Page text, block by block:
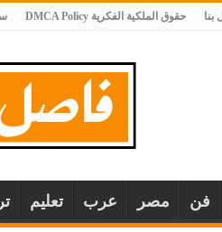
بنا حقوق الملكية الفكرية DMCA Policy
فن مصر عرب تعليم